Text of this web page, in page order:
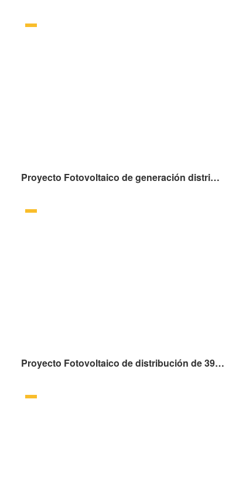
Proyecto Fotovoltaico de generación distribuida sobre cubierta de 1.4MW en la central de producción de JA SOLAR de Hefei en la provincia de Anhui
Proyecto Fotovoltaico de distribución de 397.8kW del Gobierno Popular del municipio de Liqizhuang, ciudad de Sanhe, provincia de Hebei